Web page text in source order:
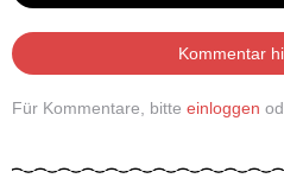
Kommentar
Für Kommentare, bitte einloggen